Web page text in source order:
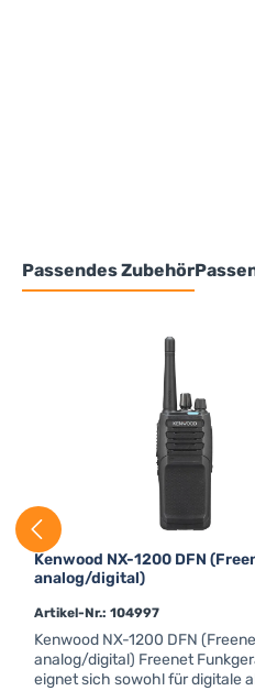
Passendes Zubehör
Kenwood NX-1200 DFN
analog/digital)
Artikel-Nr.: 104997
Kenwood NX-1200 DFN
analog/digital) Freenet
eignet sich sowohl für digitale